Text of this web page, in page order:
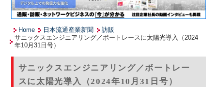
Home 日本流通産業新聞
訪販
サニックスエンジニアリング／ボートレースに太陽光導入（2024
年10月31日号）
サニックスエンジニアリング／ボートレー
スに太陽光導入（2024年10月31日号）